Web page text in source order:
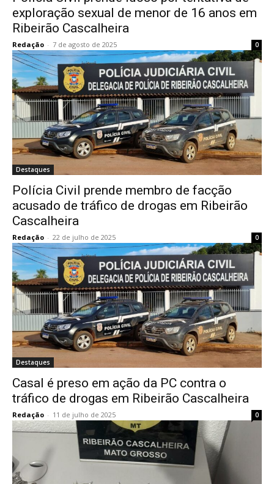
exploração sexual de menor de 16 anos em
Ribeirão Cascalheira
Redação - 7 de agosto de 2025 0
Destaques
Polícia Civil prende membro de facção
acusado de tráfico de drogas em Ribeirão
Cascalheira
Redação - 22 de julho de 2025 0
Destaques
Casal é preso em ação da PC contra o
tráfico de drogas em Ribeirão Cascalheira
Redação - 11 de julho de 2025 0